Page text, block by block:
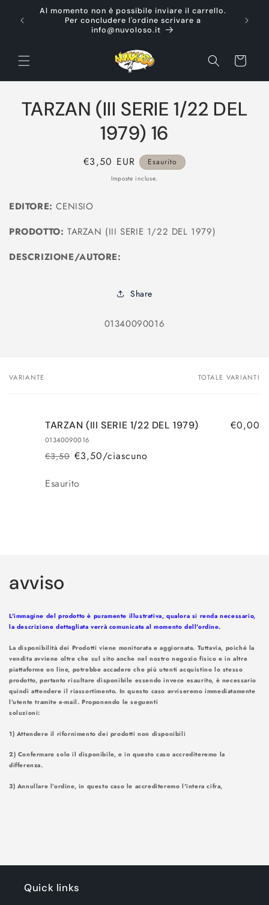
direttamente
ai contenuti
Al momento non è possibile inviare il carrello.
Per concludere l'ordine scrivare a
info@nuvoloso.it
Carrello
Passa alle
informazioni
TARZAN (III SERIE 1/22 DEL
1979) 16
Prezzo
€3,50 EUR Esaurito
Imposte incluse.
EDITORE: CENISIO
PRODOTTO: TARZAN (III SERIE 1/22 DEL 1979)
DESCRIZIONE/AUTORE:
Share
SKU:
01340090016
Il
VARIANTE TOTALE VARIANTI
TARZAN (III SERIE 1/22 DEL 1979)
01340090016
Prezzo
listino
€3,50
Prezzo €3,50/ciascuno
€0,00
Quantità
Esaurito
corso...
avviso
L'immagine del prodotto è puramente illustrativa, qualora si renda necessario,
la descrizione dettagliata verrà comunicata al momento dell'ordine.
La disponibilità dei Prodotti viene monitorata e aggiornata. Tuttavia, poiché la
vendita avviene oltre che sul sito anche nel nostro negozio fisico e in altre
piattaforme on line, potrebbe accadere che più utenti acquistino lo stesso
prodotto, pertanto risultare disponibile essendo invece esaurito, è necessario
quindi attendere il riassortimento. In questo caso avviseremo immediatamente
l’utente tramite e-mail. Proponendo le seguenti
1) Attendere il rifornimento dei prodotti non disponibili
2) Confermare solo il disponibile, e in questo caso accrediteremo la
differenza.
3) Annullare l’ordine, in questo caso le accrediteremo l'intera cifra,
Quick links